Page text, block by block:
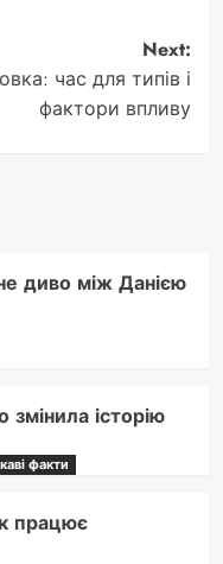
Next:
час для типів і
фактори впливу
диво між Данією
змінила історію
факти
працює